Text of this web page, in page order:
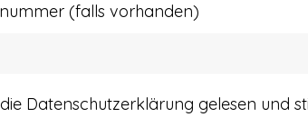
(falls vorhanden)
Datenschutzerklärung gelesen und